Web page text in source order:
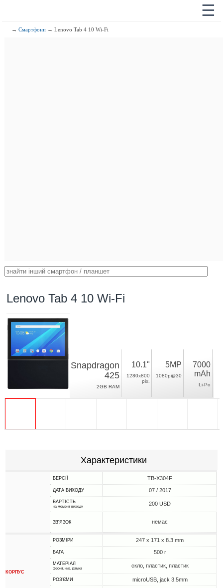
☰
→Смартфони → Lenovo Tab 4 10 Wi-Fi
Lenovo Tab 4 10 Wi-Fi
Snapdragon
425
2GB RAM
10.1"
1280x800
pix.
5MP
1080p@30
7000
mAh
Li-Po
Характеристики
ВЕРСІЇ TB-X304F
ДАТА ВИХОДУ 07 / 2017
ВАРТІСТЬ
на момент виходу 200 USD
ЗВ'ЯЗОК немає
КОРПУС
РОЗМІРИ 247 x 171 x 8.3 mm
ВАГА 500 г
МАТЕРІАЛ
фронт, низ, рамка скло, пластик, пластик
РОЗ'ЄМИ microUSB, jack 3.5mm